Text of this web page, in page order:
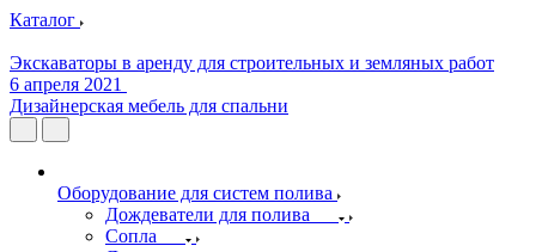
Каталог
Экскаваторы в аренду для строительных и земляных работ
6 апреля 2021
Дизайнерская мебель для спальни
Оборудование для систем полива
Дождеватели для полива
Сопла